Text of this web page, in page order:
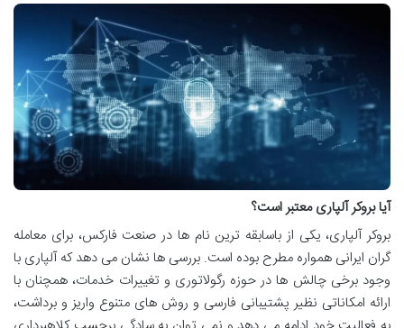
آیا بروکر آلپاری معتبر است؟
بروکر آلپاری، یکی از باسابقه ترین نام ها در صنعت فارکس، برای معامله
گران ایرانی همواره مطرح بوده است. بررسی ها نشان می دهد که آلپاری با
وجود برخی چالش ها در حوزه رگولاتوری و تغییرات خدمات، همچنان با
ارائه امکاناتی نظیر پشتیبانی فارسی و روش های متنوع واریز و برداشت،